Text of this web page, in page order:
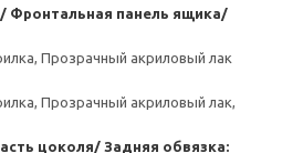
Фронтальная панель ящика/
Прозрачный акриловый лак
Прозрачный акриловый лак,
цоколя/ Задняя обвязка: